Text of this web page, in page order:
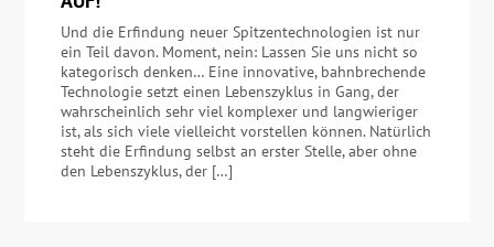
Und die Erfindung neuer Spitzentechnologien ist nur
ein Teil davon. Moment, nein: Lassen Sie uns nicht so
kategorisch denken… Eine innovative, bahnbrechende
Technologie setzt einen Lebenszyklus in Gang, der
wahrscheinlich sehr viel komplexer und langwieriger
ist, als sich viele vielleicht vorstellen können. Natürlich
steht die Erfindung selbst an erster Stelle, aber ohne
den Lebenszyklus, der […]